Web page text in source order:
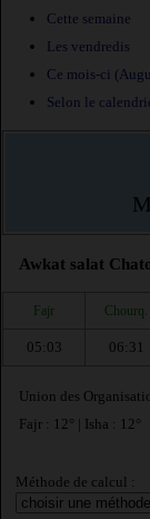
Cette semaine
Les vendredis
Ce mois-ci
Selon le
Awkat salat
Fajr Chourq.
05:03 06:31
Union des
Fajr : 12° | Isha : 12°
Méthode de calcul :